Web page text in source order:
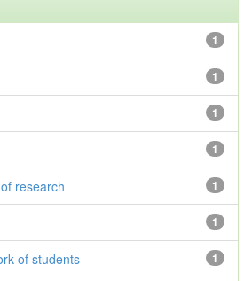
1
1
1
1
1
research
1
1
of students